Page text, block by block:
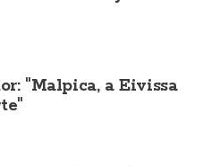
"Malpica, a Eivissa